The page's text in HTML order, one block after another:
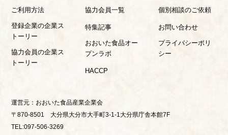
ご利用方法
登録企業の企業ス
トーリー
協力会員の企業ス
トーリー
協力会員一覧
特集記事
おおいた食品オー
プンラボ
HACCP
個別相談のご依頼
お問い合わせ
プライバシーポリ
シー
運営元： おおいた食品産業企業会
〒870-8501 大分県大分市大手町3-1-1大分県庁舎本館7F
TEL:097-506-3269